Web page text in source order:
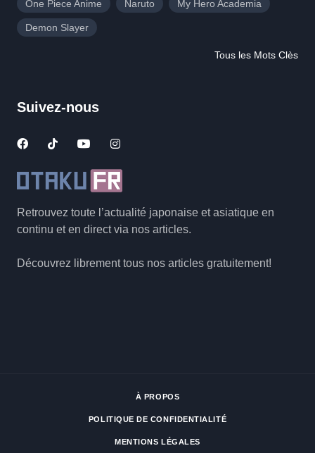
Retrouvez toute l’actualité japonaise et asiatique en
continu et en direct via nos articles.
Découvrez librement tous nos articles gratuitement!
One Piece Anime Naruto My Hero Academia
Demon Slayer
Tous les Mots Clès
Suivez-nous
À PROPOS
POLITIQUE DE CONFIDENTIALITÉ
MENTIONS LÉGALES